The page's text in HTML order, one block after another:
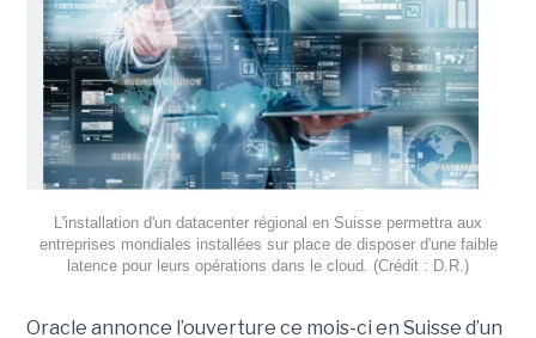
L'installation d'un datacenter régional en Suisse permettra aux
entreprises mondiales installées sur place de disposer d'une faible
latence pour leurs opérations dans le cloud. (Crédit : D.R.)
Oracle annonce l’ouverture ce mois-ci en Suisse d’un